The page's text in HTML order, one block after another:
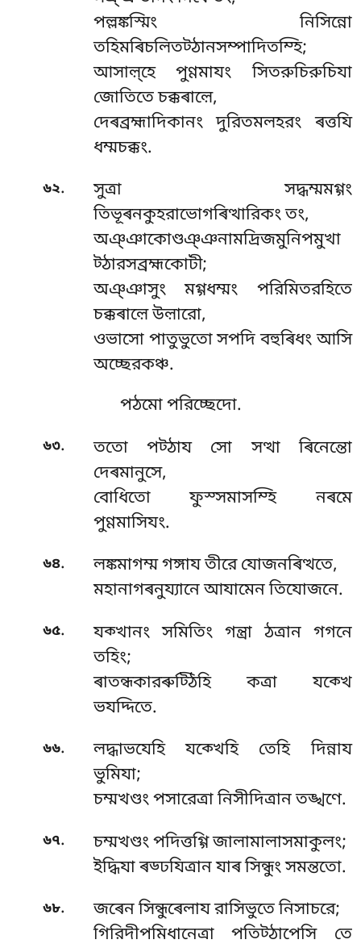
পল্লঙ্কস্মিং নিসিন্নো
তহিমৰিচলিতট্ঠানসম্পাদিতম্হি;
আসাল়্হে পুণ্ণমাযং সিতরুচিরুচিযা
জোতিতে চক্কৰাল়ে,
দেৰব্রহ্মাদিকানং দুরিতমলহরং ৰত্তযি
ধম্মচক্কং.
৬২.
সুত্ৰা সদ্ধম্মমগ্গং
তিভূৰনকুহরাভোগৰিত্থারিকং তং,
অঞ্ঞাকোণ্ডঞ্ঞনামদ্ৰিজমুনিপমুখা
ট্ঠারসব্রহ্মকোটী;
অঞ্ঞাসুং মগ্গধম্মং পরিমিতরহিতে
চক্কৰাল়ে উল়ারো,
ওভাসো পাতুভুতো সপদি বহুৰিধং আসি
অচ্ছেরকঞ্চ.
পঠমো পরিচ্ছেদো.
৬৩.
ততো পট্ঠায সো সত্থা ৰিনেন্তো
দেৰমানুসে,
বোধিতো ফুস্সমাসম্হি নৰমে
পুণ্ণমাসিযং.
৬৪.
লঙ্কমাগম্ম গঙ্গায তীরে যোজনৰিত্থতে,
মহানাগৰনুয্যানে আযামেন তিযোজনে.
৬৫.
যক্খানং সমিতিং গন্ত্ৰা ঠত্ৰান গগনে
তহিং;
ৰাতন্ধকারৰুট্ঠিহি কত্ৰা যক্খে
ভযদ্দিতে.
৬৬.
লদ্ধাভযেহি যক্খেহি তেহি দিন্নায
ভুমিযা;
চম্মখণ্ডং পসারেত্ৰা নিসীদিত্ৰান তঙ্খণে.
৬৭.
চম্মখণ্ডং পদিত্তগ্গি জালামালাসমাকুলং;
ইদ্ধিযা ৰড্ঢযিত্ৰান যাৰ সিন্ধুং সমন্ততো.
৬৮.
জৰেন সিন্ধুৰেলায রাসিভুতে নিসাচরে;
গিরিদীপমিধানেত্ৰা পতিট্ঠাপেসি তে